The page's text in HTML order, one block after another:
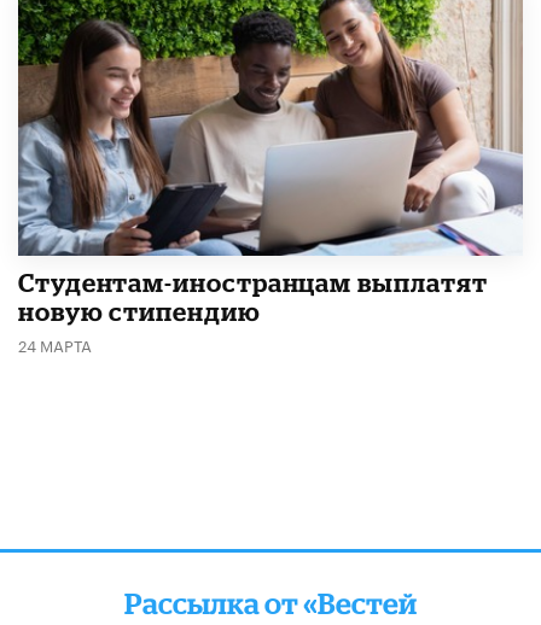
Студентам-иностранцам выплатят
новую стипендию
24 МАРТА
Рассылка от «Вестей